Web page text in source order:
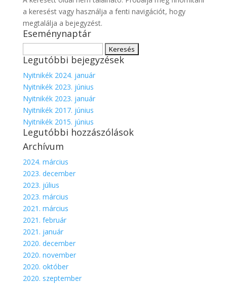
a keresést vagy használja a fenti navigációt, hogy
megtalálja a bejegyzést.
Eseménynaptár
Legutóbbi bejegyzések
Nyitnikék 2024. január
Nyitnikék 2023. június
Nyitnikék 2023. január
Nyitnikék 2017. június
Nyitnikék 2015. június
Legutóbbi hozzászólások
Archívum
2024. március
2023. december
2023. július
2023. március
2021. március
2021. február
2021. január
2020. december
2020. november
2020. október
2020. szeptember